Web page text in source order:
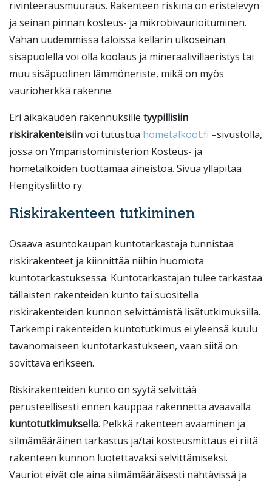
rivinteerausmuuraus. Rakenteen riskinä on eristelevyn
ja seinän pinnan kosteus- ja mikrobivaurioituminen.
Vähän uudemmissa taloissa kellarin ulkoseinän
sisäpuolella voi olla koolaus ja mineraalivillaeristys tai
muu sisäpuolinen lämmöneriste, mikä on myös
vaurioherkkä rakenne.
Eri aikakauden rakennuksille tyypillisiin
riskirakenteisiinvoi tutustua hometalkoot.fi –sivustolla,
jossa on Ympäristöministeriön Kosteus- ja
hometalkoiden tuottamaa aineistoa. Sivua ylläpitää
Hengitysliitto ry.
Riskirakenteen tutkiminen
Osaava asuntokaupan kuntotarkastaja tunnistaa
riskirakenteet ja kiinnittää niihin huomiota
kuntotarkastuksessa. Kuntotarkastajan tulee tarkastaa
tällaisten rakenteiden kunto tai suositella
riskirakenteiden kunnon selvittämistä lisätutkimuksilla.
Tarkempi rakenteiden kuntotutkimus ei yleensä kuulu
tavanomaiseen kuntotarkastukseen, vaan siitä on
sovittava erikseen.
Riskirakenteiden kunto on syytä selvittää
perusteellisesti ennen kauppaa rakennetta avaavalla
kuntotutkimuksella. Pelkkä rakenteen avaaminen ja
silmämääräinen tarkastus ja/tai kosteusmittaus ei riitä
rakenteen kunnon luotettavaksi selvittämiseksi.
Vauriot eivät ole aina silmämääräisesti nähtävissä ja